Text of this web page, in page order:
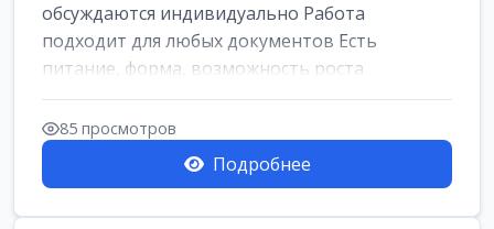
обсуждаются индивидуально Работа
подходит для любых документов Есть
питание, форма, возможность роста
Подробности по телефону 966...
85 просмотров
Подробнее